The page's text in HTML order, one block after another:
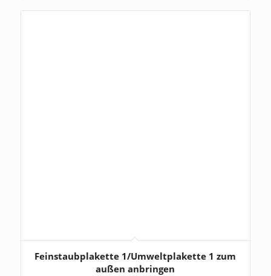
5.00
Feinstaubplakette 1/Umweltplakette 1 zum
außen anbringen